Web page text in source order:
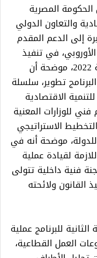
المصرية
والتعاون الدولي
إلى الدعم المقدم
في تنفيذ
قانون التخطيط العام للدولة رقم 18 لسنة 2022، موضحة أن
تطوير، سلسلة
الاقتصادية
للوزارات المعنية
الاستراتيجي
موضحة أنه في
لقيادة عملية
فنية داخلية تتولى
القانون ولائحته
للبرنامج عملية
العمل القطاعية،